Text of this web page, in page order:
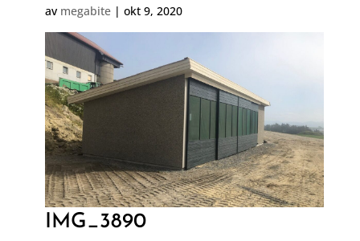
av megabite| okt 9, 2020
IMG_3890